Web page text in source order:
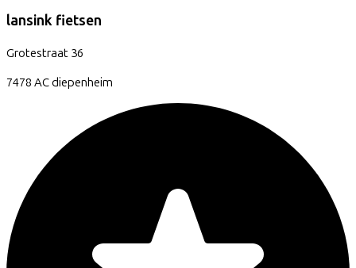
lansink fietsen
Grotestraat 36
7478 ACdiepenheim